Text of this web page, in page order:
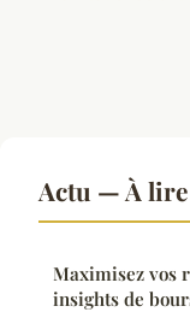
Actu — À
Maximisez vos
insights de